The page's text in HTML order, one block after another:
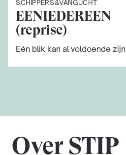
SCHIPPERS&VANGUCHT
EENIEDEREEN
(reprise)
Eén blik kan al voldoende zijn
Over STIP